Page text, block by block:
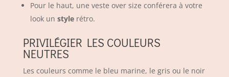
Pour le haut, une veste over size conférera à votre
look un stylerétro.
PRIVILÉGIER LES COULEURS
NEUTRES
Les couleurs comme le bleu marine, le gris ou le noir